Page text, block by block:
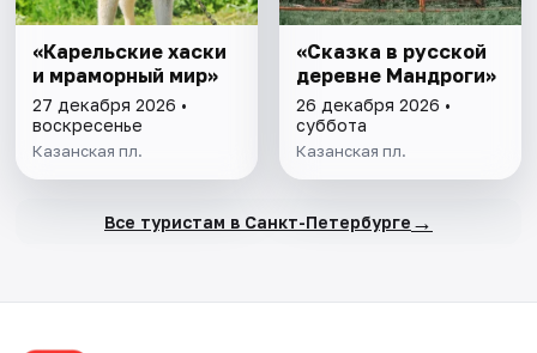
«Карельские хаски
и мраморный мир»
27 декабря 2026 •
воскресенье
Казанская пл.
«Сказка в русской
деревне Мандроги»
26 декабря 2026 •
суббота
Казанская пл.
Все туристам в Санкт-Петербурге →